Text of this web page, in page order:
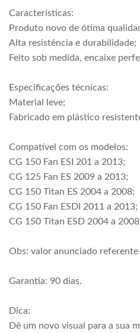
Características:
Produto novo de ótima
Alta resistência e durabilidade;
Feito sob medida, encaixe
Especificações técnicas:
Material leve;
Fabricado em plástico
Compatível com os modelos:
CG 150 Fan ESI 201 a 2013;
CG 125 Fan ES 2009 a 2013;
CG 150 Titan ES 2004 a 2008;
CG 150 Fan ESDI 2011 a 2013;
CG 150 Titan ESD 2004 a
Obs: valor anunciado referente
Garantia: 90 dias.
Dica:
Dê um novo visual para a sua